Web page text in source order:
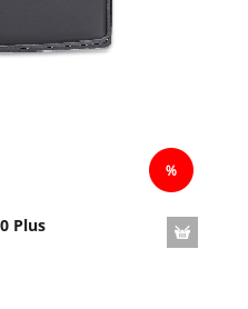
Plus